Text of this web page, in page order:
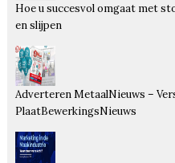
Hoe u succesvol omgaat met
en slijpen
Adverteren MetaalNieuws –
PlaatBewerkingsNieuws